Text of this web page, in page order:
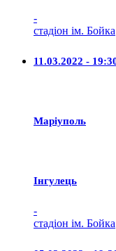
-
стадіон ім. Бойка
11.03.2022 -
Маріуполь
Iнгулець
-
стадіон ім. Бойка